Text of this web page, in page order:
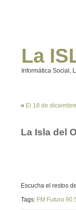
La
Informática Social,
« El 18 de
La Isla del
Escucha el restos
Tags: FM Futura